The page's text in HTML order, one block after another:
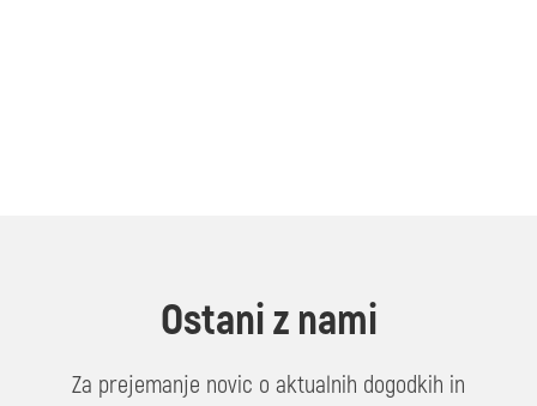
Ostani z nami
Za prejemanje novic o aktualnih dogodkih in